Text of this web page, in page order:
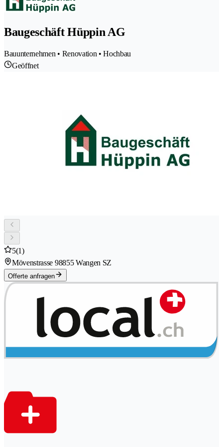
Baugeschäft Hüppin AG
Bauunternehmen • Renovation • Hochbau
Geöffnet
5(1)
Mövenstrasse 98855 Wangen SZ
Offerte anfragen